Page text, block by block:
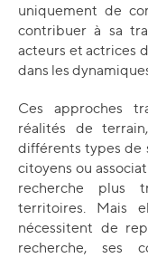
uniquement de
contribuer à sa
acteurs et actrices
dans les
Ces approches
réalités de
différents types de
citoyens ou
recherche plus
territoires. Mais
nécessitent de
recherche, ses